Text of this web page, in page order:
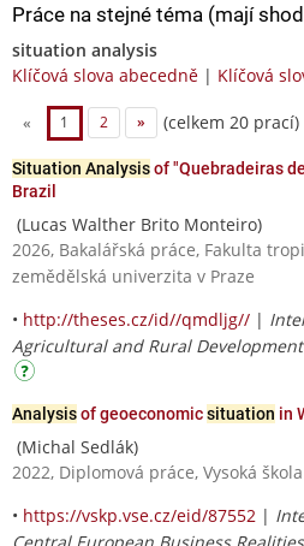
Práce na stejné téma (mají
situation analysis
Klíčová slova abecedně | Klíčová
« 1 2 » (celkem 20 prací)
Situation Analysisof "Quebradeiras
Brazil
(Lucas Walther Brito Monteiro)
2026, Bakalářská práce, Fakulta
zemědělská univerzita v Praze
• http://theses.cz/id//qmdljg// |
Agricultural and Rural
Analysisof geoeconomicsituation in
(Michal Sedlák)
2022, Diplomová práce, Vysoká
• https://vskp.vse.cz/eid/87552 |